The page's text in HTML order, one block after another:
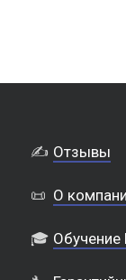
✍️ Отзывы
📜 О
🎓 Обучение